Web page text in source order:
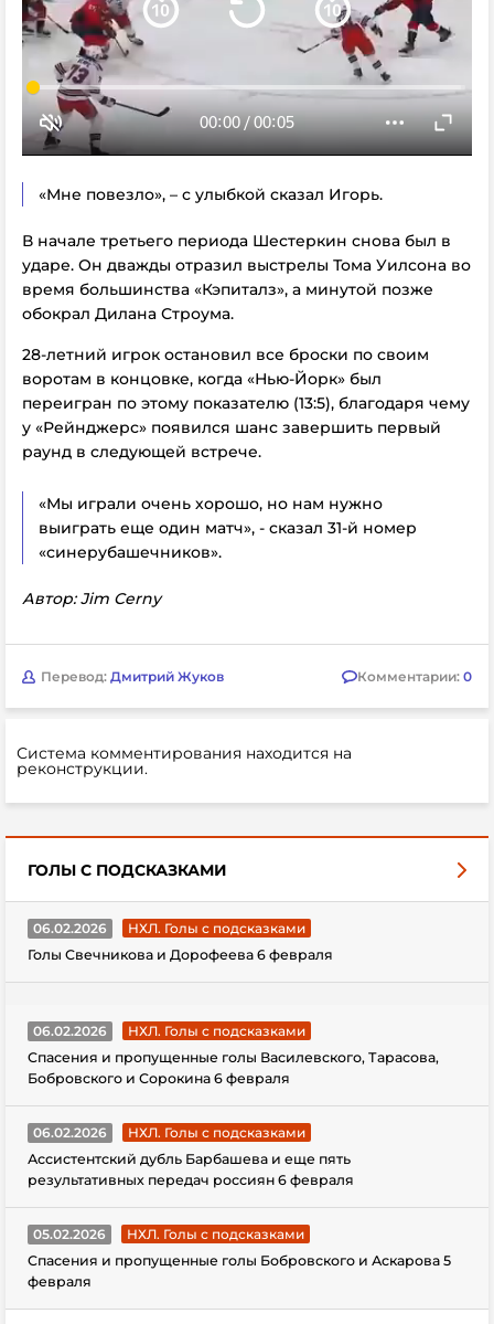
«Мне повезло», – с улыбкой сказал Игорь.
В начале третьего периода Шестеркин снова был в
ударе. Он дважды отразил выстрелы Тома Уилсона во
время большинства «Кэпиталз», а минутой позже
обокрал Дилана Строума.
28-летний игрок остановил все броски по своим
воротам в концовке, когда «Нью-Йорк» был
переигран по этому показателю (13:5), благодаря чему
у «Рейнджерс» появился шанс завершить первый
раунд в следующей встрече.
«Мы играли очень хорошо, но нам нужно
выиграть еще один матч», - сказал 31-й номер
«синерубашечников».
Автор: Jim Cerny
Перевод: Дмитрий Жуков Комментарии: 0
Система комментирования находится на
реконструкции.
ГОЛЫ С ПОДСКАЗКАМИ
06.02.2026
НХЛ. Голы с подсказками
Голы Свечникова и Дорофеева 6 февраля
06.02.2026
НХЛ. Голы с подсказками
Спасения и пропущенные голы Василевского, Тарасова,
Бобровского и Сорокина 6 февраля
06.02.2026
НХЛ. Голы с подсказками
Ассистентский дубль Барбашева и еще пять
результативных передач россиян 6 февраля
05.02.2026
НХЛ. Голы с подсказками
Спасения и пропущенные голы Бобровского и Аскарова 5
февраля